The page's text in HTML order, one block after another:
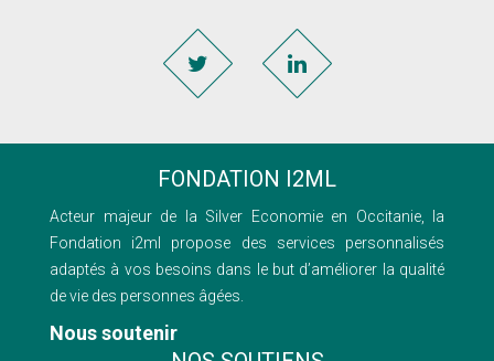
FONDATION I2ML
Acteur majeur de la Silver Economie en Occitanie, la
Fondation i2ml propose des services personnalisés
adaptés à vos besoins dans le but d’améliorer la qualité
de vie des personnes âgées.
Nous soutenir